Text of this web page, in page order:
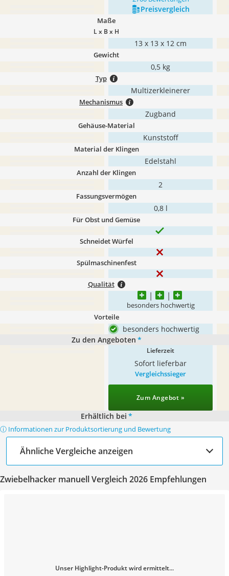
Preis­vergleich
Maße
L x B x H
13 x 13 x 12 cm
Gewicht
0,5 kg
Typ
Multizerkleinerer
Mechanismus
Zugband
Gehäuse-Material
Kunststoff
Material der Klingen
Edelstahl
Anzahl der Klingen
2
Fassungsvermögen
0,8 l
Für Obst und Gemüse
Schneidet Würfel
Spülmaschinenfest
Qualität
besonders hochwertig
Vorteile
besonders hochwertig
Zu den Angeboten *
Lieferzeit
Sofort lieferbar
Vergleichssieger
Zum Angebot »
Erhältlich bei *
ⓘ Informationen zur Produktsortierung und Bewertung
Ähnliche Vergleiche anzeigen
Zwiebelhacker manuell Vergleich 2026 Empfehlungen
Unser Highlight-Produkt wird ermittelt...